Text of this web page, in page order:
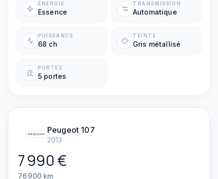
ÉNERGIE
Essence
TRANSMISSION
Automatique
PUISSANCE
68 ch
TEINTE
Gris métallisé
PORTES
5 portes
Peugeot 107
2013
7 990€
76 900km